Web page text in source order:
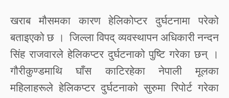
खराब मौसमका कारण हेलिकोप्टर दुर्घटनामा
परेको
बताइएको छ । जिल्ला विपद् व्यवस्थापन अधिकारी नन्दन
सिंह राजवारले हेलिकप्टर दुर्घटनाको पुष्टि गरेका छन्
।
गौरीकुण्डमाथि
घाँस काटिरहेका नेपाली
मूलका
महिलाहरूले हेलिकप्टर दुर्घटनाको सुरुमा रिपोर्ट गरेका